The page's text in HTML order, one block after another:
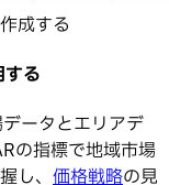
成する
る
ータとエリアデ
の指標で地域市場
し、 価格戦略の見